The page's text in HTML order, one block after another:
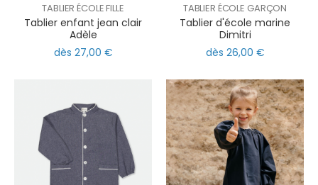
TABLIER ÉCOLE FILLE
Tablier enfant jean clair
Adèle
dès 27,00 €
TABLIER ÉCOLE GARÇON
Tablier d'école marine
Dimitri
dès 26,00 €